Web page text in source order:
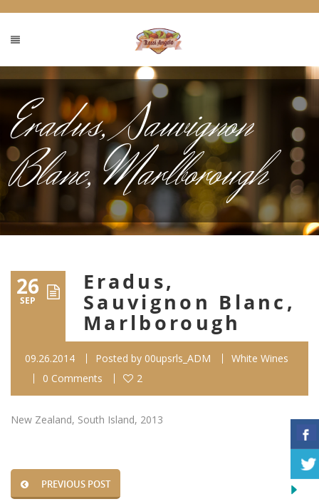
Eradus, Sauvignon
Blanc, Marlborough
26
SEP
Eradus,
Sauvignon Blanc,
Marlborough
09.26.2014 Posted by 00upsrls_ADM
White Wines
0 Comments
2
New Zealand, South Island, 2013
PREVIOUS POST